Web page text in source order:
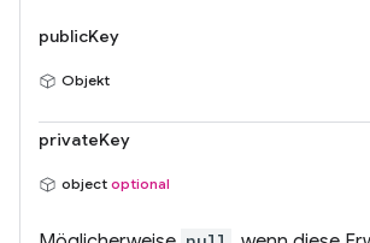
publicKey
Objekt
privateKey
object optional